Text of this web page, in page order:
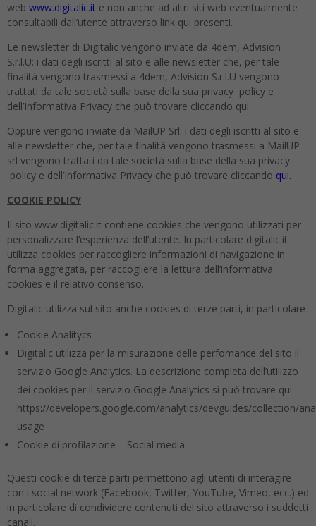
web www.digitalic.it e non anche ad altri siti web eventualmente
consultabili dall’utente attraverso link qui presenti.
Le newsletter di Digitalic vengono inviate da 4dem, Advision
S.r.l.U: i dati degli iscritti al sito e alle newsletter che, per tale
finalità vengono trasmessi a 4dem, Advision S.r.l.U vengono
trattati da tale società sulla base della sua privacy policy e
dell’Informativa Privacy che può trovare cliccando qui.
Oppure vengono inviate da MailUP Srl: i dati degli iscritti al sito e
alle newsletter che, per tale finalità vengono trasmessi a MailUP
srl vengono trattati da tale società sulla base della sua privacy
policy e dell’Informativa Privacy che può trovare cliccando qui.
COOKIE POLICY
Il sito www.digitalic.it contiene cookies che vengono utilizzati per
personalizzare l’esperienza dell’utente. In particolare digitalic.it
utilizza cookies per raccogliere informazioni di navigazione in
forma aggregata, per raccogliere la lettura dell’informativa
cookies e il relativo consenso.
Digitalic utilizza sul sito anche cookies di terze parti, in particolare
Cookie Analitycs
Digitalic utilizza per la misurazione delle perfomance del sito il
servizio Google Analytics. La descrizione completa dell’utilizzo
dei cookies per il servizio Google Analytics si può trovare qui
https://developers.google.com/analytics/devguides/collection/
usage
Cookie di profilazione – Social media
Questi cookie di terze parti permettono agli utenti di interagire
con i social network (Facebook, Twitter, YouTube, Vimeo, ecc.) ed
in particolare di condividere contenuti del sito attraverso i suddetti
canali.